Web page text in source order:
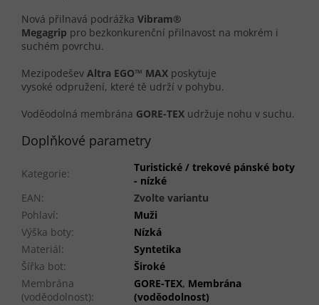
Nová přilnavá podrážka Vibram®
Megagrip pro bezkonkurenční přilnavost na mokrém i
suchém povrchu.
Mezipodešev Altra EGO™ MAX poskytuje
vysoké odpružení, které tě udrží v pohybu.
Voděodolná membrána GORE-TEX udržuje nohu v suchu.
Doplňkové parametry
Kategorie:
Turistické / trekové pánské boty
- nízké
EAN:
Zvolte variantu
Pohlaví:
Muži
Výška boty:
Nízká
Materiál:
Syntetika
Šířka bot:
Široké
Membrána
(voděodolnost):
GORE-TEX, Membrána
(voděodolnost)